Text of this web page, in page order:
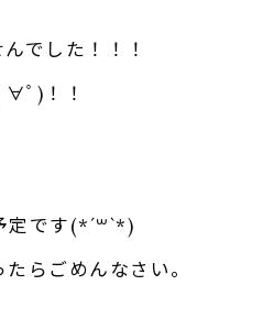
でした！！！
∀ﾟ)！！
です(*´꒳`*)
らごめんなさい。